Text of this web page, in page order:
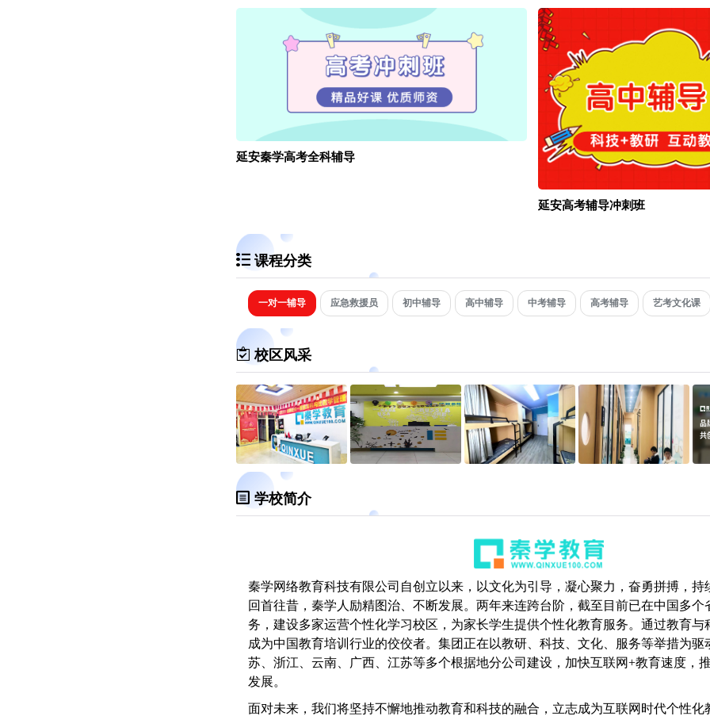
延安秦学高考全科辅导
延安高考辅导冲刺班
课程分类
一对一辅导 应急救援员 初中辅导 高中辅导 中考辅导 高考辅导 艺考文化课
校区风采
学校简介
秦学网络教育科技有限公司自创立以来，以文化为引导，凝心聚力，奋勇拼搏，持
回首往昔，秦学人励精图治、不断发展。两年来连跨台阶，截至目前已在中国多个
务，建设多家运营个性化学习校区，为家长学生提供个性化教育服务。通过教育与
成为中国教育培训行业的佼佼者。集团正在以教研、科技、文化、服务等举措为驱
苏、浙江、云南、广西、江苏等多个根据地分公司建设，加快互联网+教育速度，
发展。
面对未来，我们将坚持不懈地推动教育和科技的融合，立志成为互联网时代个性化